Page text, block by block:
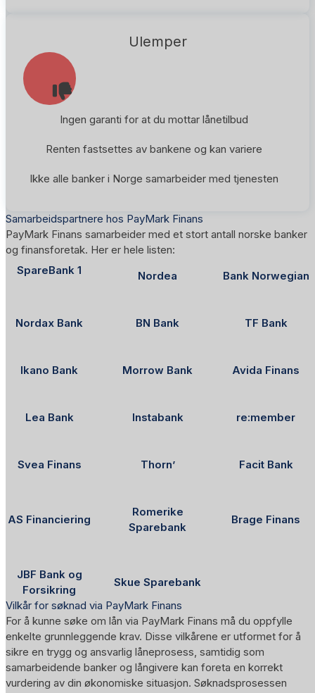
Ulemper
Ingen garanti for at du mottar lånetilbud
Renten fastsettes av bankene og kan variere
Ikke alle banker i Norge samarbeider med tjenesten
Samarbeidspartnere hos PayMark Finans
PayMark Finans samarbeider med et stort antall norske banker
og finansforetak. Her er hele listen:
SpareBank 1
Nordea Bank Norwegian
Nordax Bank BN Bank TF Bank
Ikano Bank Morrow Bank Avida Finans
Lea Bank Instabank re:member
Svea Finans Thorn’ Facit Bank
AS Financiering
Romerike
Sparebank
Brage Finans
JBF Bank og
Forsikring
Skue Sparebank
Vilkår for søknad via PayMark Finans
For å kunne søke om lån via PayMark Finans må du oppfylle
enkelte grunnleggende krav. Disse vilkårene er utformet for å
sikre en trygg og ansvarlig låneprosess, samtidig som
samarbeidende banker og långivere kan foreta en korrekt
vurdering av din økonomiske situasjon. Søknadsprosessen